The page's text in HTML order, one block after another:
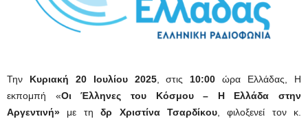
Την Κυριακή 20 Ιουλίου 2025, στις 10:00ώρα Ελλάδας, Η
εκπομπή «Οι Έλληνες του Κόσμου – Η Ελλάδα στην
Αργεντινή» με τηδρ Χριστίνα Τσαρδίκου, φιλοξενεί τον κ.